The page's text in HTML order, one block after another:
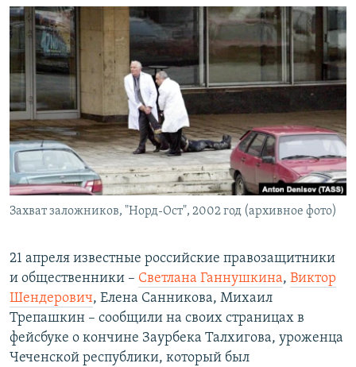
поиску
СЕВЕР.РЕАЛИИ
СИБИРЬ.РЕАЛИИ
РАСПИСАНИЕ ВЕЩАНИЯ
ПОДПИШИТЕСЬ НА РАССЫЛКУ
СОЦИАЛЬНЫЕ СЕТИ
Все сайты РСЕ/РС
Захват заложников, "Норд-Ост", 2002 год (архивное фото)
21 апреля известные российские правозащитники
и общественники – Светлана Ганнушкина, Виктор
Шендерович, Елена Санникова, Михаил
Трепашкин – сообщили на своих страницах в
фейсбуке о кончине Заурбека Талхигова, уроженца
Чеченской республики, который был